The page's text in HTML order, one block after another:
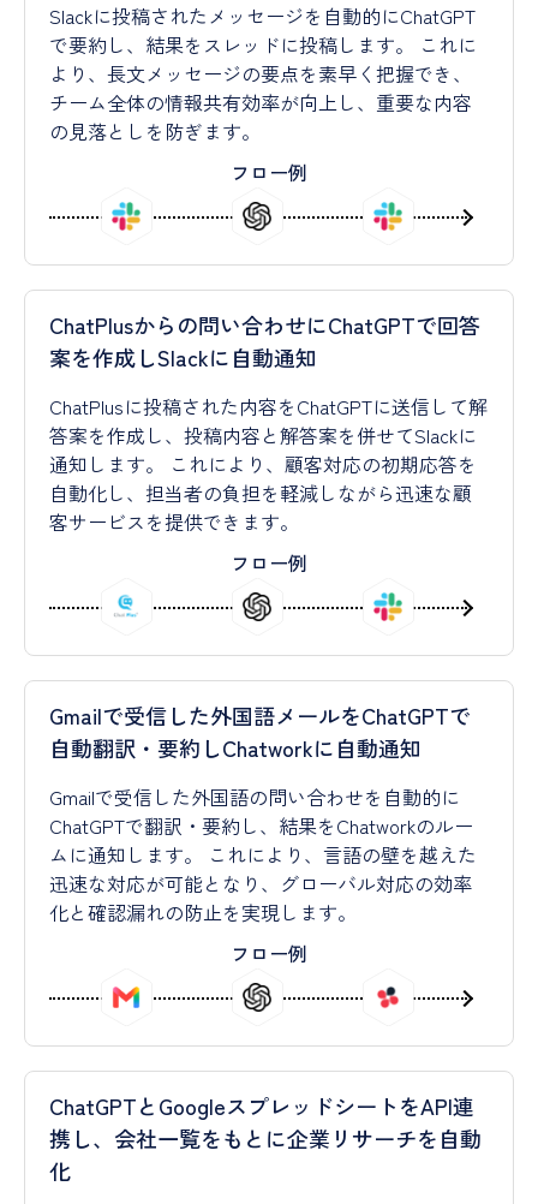
Slackに投稿されたメッセージを自動的にChatGPT
で要約し、結果をスレッドに投稿します。 これに
より、長文メッセージの要点を素早く把握でき、
チーム全体の情報共有効率が向上し、重要な内容
の見落としを防ぎます。
フロー例
ChatPlusからの問い合わせにChatGPTで回答
案を作成しSlackに自動通知
ChatPlusに投稿された内容をChatGPTに送信して解
答案を作成し、投稿内容と解答案を併せてSlackに
通知します。 これにより、顧客対応の初期応答を
自動化し、担当者の負担を軽減しながら迅速な顧
客サービスを提供できます。
フロー例
Gmailで受信した外国語メールをChatGPTで
自動翻訳・要約しChatworkに自動通知
Gmailで受信した外国語の問い合わせを自動的に
ChatGPTで翻訳・要約し、結果をChatworkのルー
ムに通知します。 これにより、言語の壁を越えた
迅速な対応が可能となり、グローバル対応の効率
化と確認漏れの防止を実現します。
フロー例
ChatGPTとGoogleスプレッドシートをAPI連
携し、会社一覧をもとに企業リサーチを自動
化